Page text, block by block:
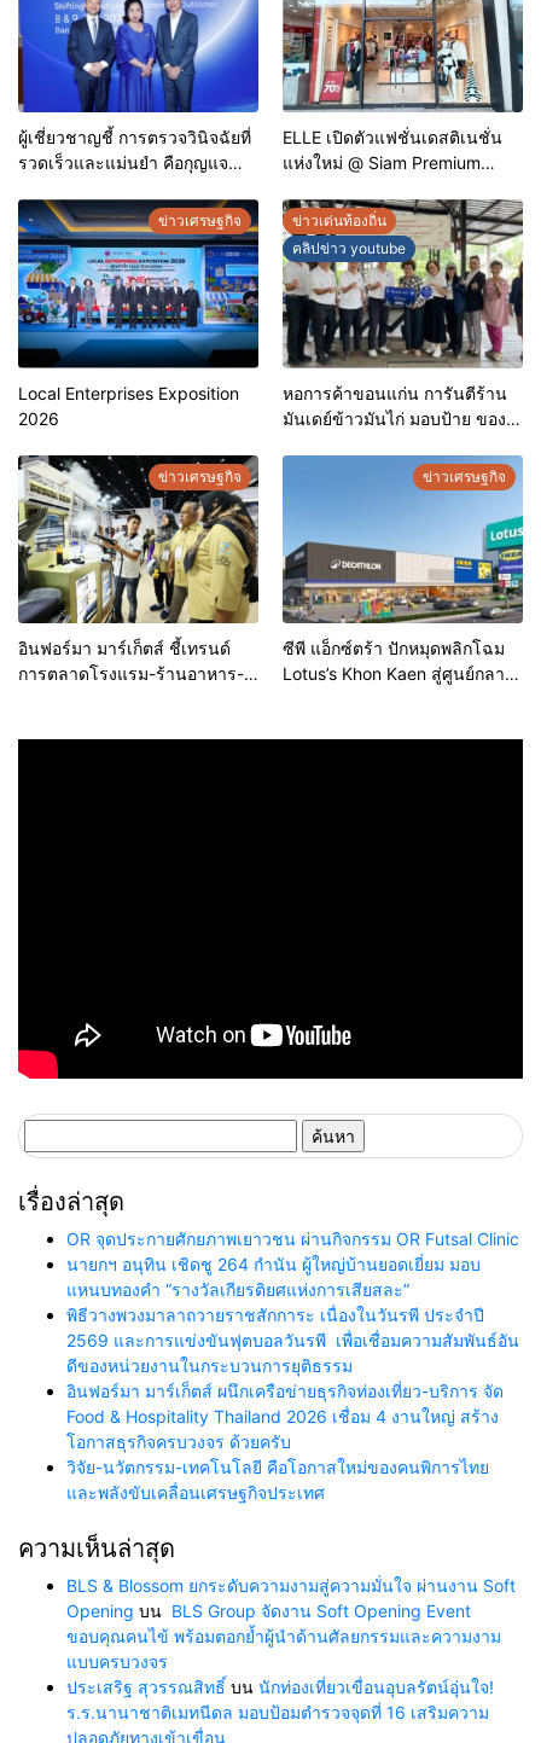
ผู้เชี่ยวชาญชี้ การตรวจวินิจฉัยที่
รวดเร็วและแม่นยำ คือกุญแจ
ประเทศไทย
ELLE เปิดตัวแฟชั่นเดสติเนชั่น
แห่งใหม่ @ Siam Premium
ดีลพิเศษลดสูงสุด 70%
ข่าวเศรษฐกิจ
Local Enterprises Exposition
2026
ข่าวเด่นท้องถิ่น
คลิปข่าว youtube
หอการค้าขอนแก่น การันตีร้าน
มันเดย์ข้าวมันไก่ มอบป้าย ของดี
ประกอบการคุณภาพ ยกระดับ
มาตรฐาน สร้างความเชื่อมั่นให้ผู้
ข่าวเศรษฐกิจ
อินฟอร์มา มาร์เก็ตส์ ชี้เทรนด์
การตลาดโรงแรม-ร้านอาหาร-
ข่าวเศรษฐกิจ
ซีพี แอ็กซ์ตร้า ปักหมุดพลิกโฉม
Lotus’s Khon Kaen สู่ศูนย์กลาง
สำหรับ:
เรื่องล่าสุด
OR จุดประกายศักยภาพเยาวชน ผ่านกิจกรรม OR Futsal Clinic
นายกฯ อนุทิน เชิดชู 264 กำนัน ผู้ใหญ่บ้านยอดเยี่ยม มอบ
แหนบทองคำ “รางวัลเกียรติยศแห่งการเสียสละ”
พิธีวางพวงมาลาถวายราชสักการะ เนื่องในวันรพี ประจำปี
2569 และการแข่งขันฟุตบอลวันรพี เพื่อเชื่อมความสัมพันธ์อัน
ดีของหน่วยงานในกระบวนการยุติธรรม
อินฟอร์มา มาร์เก็ตส์ ผนึกเครือข่ายธุรกิจท่องเที่ยว-บริการ จัด
Food & Hospitality Thailand 2026 เชื่อม 4 งานใหญ่ สร้าง
โอกาสธุรกิจครบวงจร ด้วยครับ
วิจัย-นวัตกรรม-เทคโนโลยี คือโอกาสใหม่ของคนพิการไทย
และพลังขับเคลื่อนเศรษฐกิจประเทศ
ความเห็นล่าสุด
BLS & Blossom ยกระดับความงามสู่ความมั่นใจ ผ่านงาน Soft
Opening บน BLS Group จัดงาน Soft Opening Event
ขอบคุณคนไข้ พร้อมตอกย้ำผู้นำด้านศัลยกรรมและความงาม
แบบครบวงจร
ประเสริฐ สุวรรณสิทธิ์ บน นักท่องเที่ยวเขื่อนอุบลรัตน์อุ่นใจ!
ร.ร.นานาชาติเมทนีดล มอบป้อมตำรวจจุดที่ 16 เสริมความ
ปลอดภัยทางเข้าเขื่อน